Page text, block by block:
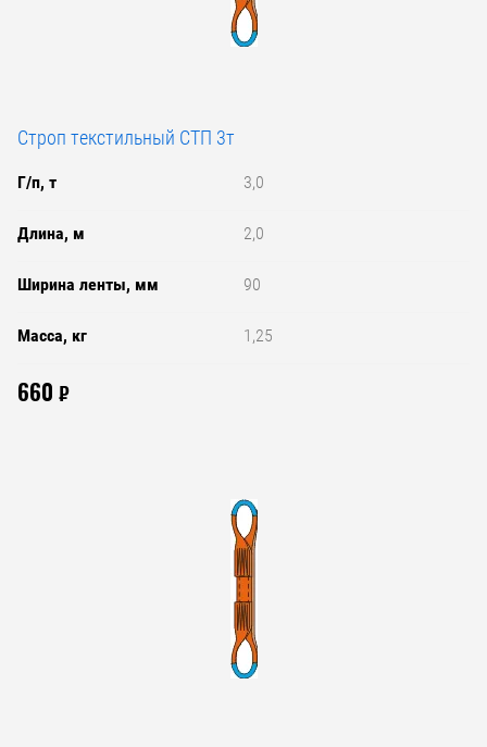
Строп текстильный СТП 3т
Г/п, т 3,0
Длина, м 2,0
Ширина ленты, мм 90
Масса, кг 1,25
660 ₽